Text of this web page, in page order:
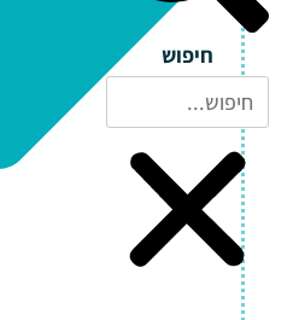
חיפוש